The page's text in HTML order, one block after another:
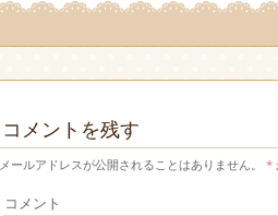
コメントを残す
メールアドレスが公開されることはありません。 *
コメント